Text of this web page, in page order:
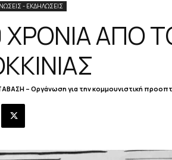
- ΕΚΔΗΛΩΣΕΙΣ
ΧΡΟΝΙΑ ΑΠΟ
– Οργάνωση για την κομμουνιστική